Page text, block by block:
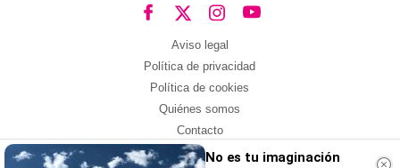
Aviso legal
Política de privacidad
Política de cookies
Quiénes somos
Contacto
Redes socialesNo es tu imaginación